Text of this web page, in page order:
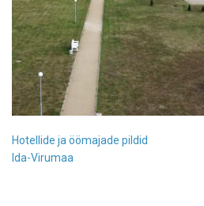
Hotellide ja öömajade pildid
Ida-Virumaa